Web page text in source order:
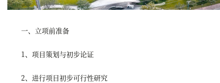
一、立项前准备
1、项目策划与初步论证
2、进行项目初步可行性研究